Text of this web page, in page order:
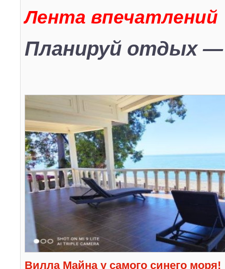
Лента впечатлений
Планируй отдых —
Вилла Майна у самого синего моря!